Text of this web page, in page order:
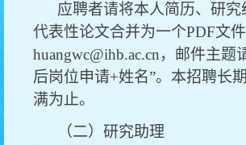
应聘者请将本人简历、研究
代表性论文合并为一个PDF文
huangwc@ihb.ac.cn，邮件主题
后岗位申请+姓名”。本招聘长
满为止。
（二）研究助理